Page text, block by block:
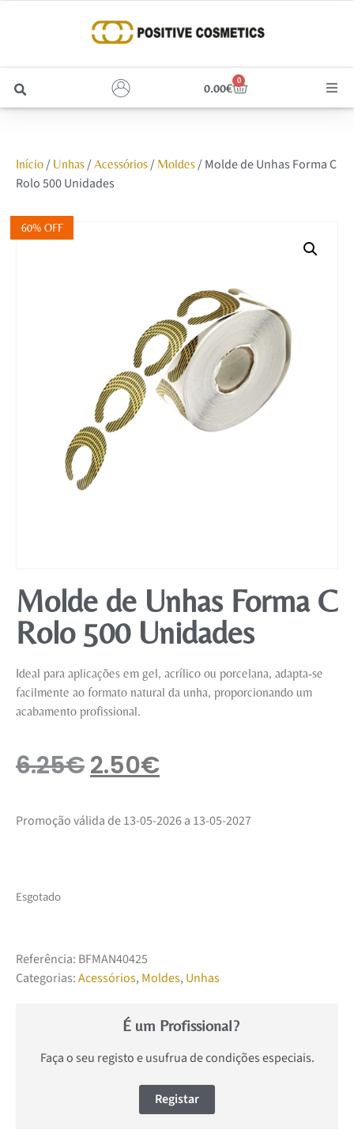
0.00€
0
Unhas
Início/ Unhas/ Acessórios/ Moldes/ Molde de Unhas Forma C
Rolo 500 Unidades
60% OFF
Molde de Unhas Forma C
Rolo 500 Unidades
Ideal para aplicações em gel, acrílico ou porcelana, adapta-se
facilmente ao formato natural da unha, proporcionando um
acabamento profissional.
6.25€2.50€
Promoção válida de 13-05-2026 a 13-05-2027
Esgotado
Referência: BFMAN40425
Categorias:Acessórios, Moldes, Unhas
É um Profissional?
Faça o seu registo e usufrua de condições especiais.
Registar